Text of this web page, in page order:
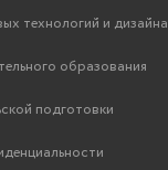
технологий и дизайна
образования
подготовки